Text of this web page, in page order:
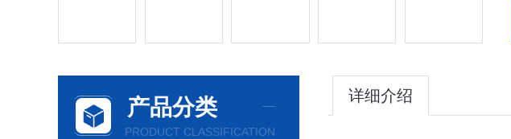
产品分类
PRODUCT CLASSIFICATION
详细介绍